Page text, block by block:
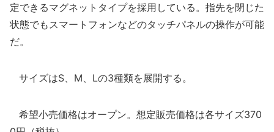
定できるマグネットタイプを採用している。指先を閉じた
状態でもスマートフォンなどのタッチパネルの操作が可能
だ。
サイズはS、M、Lの3種類を展開する。
希望小売価格はオープン。想定販売価格は各サイズ370